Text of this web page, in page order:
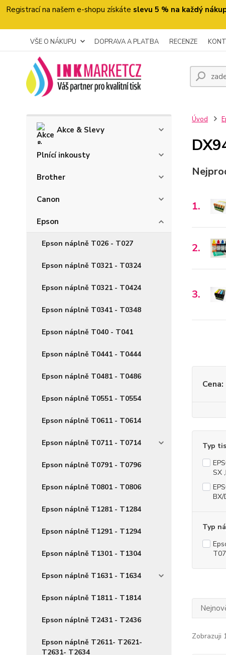
Registrací na našem e-shopu získáte slevu 5 % na každý
VŠE O NÁKUPU DOPRAVA A PLATBA RECENZE
Akce & Slevy
Plnící inkousty
Brother
Canon
Epson
Epson náplně T026 - T027
Epson náplně T0321 - T0324
Epson náplně T0321 - T0424
Epson náplně T0341 - T0348
Epson náplně T040 - T041
Epson náplně T0441 - T0444
Epson náplně T0481 - T0486
Epson náplně T0551 - T0554
Epson náplně T0611 - T0614
Epson náplně T0711 - T0714
Epson náplně T0791 - T0796
Epson náplně T0801 - T0806
Epson náplně T1281 - T1284
Epson náplně T1291 - T1294
Epson náplně T1301 - T1304
Epson náplně T1631 - T1634
Epson náplně T1811 - T1814
Epson náplně T2431 - T2436
Epson náplně T2611- T2621-
T2631- T2634
Úvod
1.
2.
3.
Cena:
Typ
SX
BX/
Typ
Zobrazuji